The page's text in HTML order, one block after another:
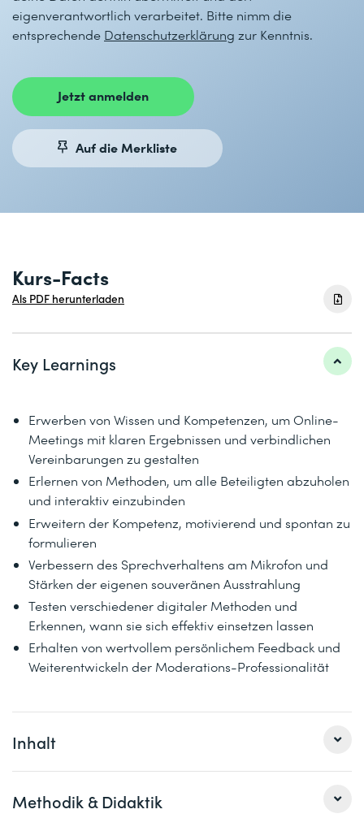
eigenverantwortlich verarbeitet. Bitte nimm die
entsprechende Datenschutzerklärung zur Kenntnis.
Jetzt anmelden
Auf die Merkliste
Kurs-Facts
Als PDF herunterladen
Key Learnings
Erwerben von Wissen und Kompetenzen, um Online-
Meetings mit klaren Ergebnissen und verbindlichen
Vereinbarungen zu gestalten
Erlernen von Methoden, um alle Beteiligten abzuholen
und interaktiv einzubinden
Erweitern der Kompetenz, motivierend und spontan zu
formulieren
Verbessern des Sprechverhaltens am Mikrofon und
Stärken der eigenen souveränen Ausstrahlung
Testen verschiedener digitaler Methoden und
Erkennen, wann sie sich effektiv einsetzen lassen
Erhalten von wertvollem persönlichem Feedback und
Weiterentwickeln der Moderations-Professionalität
Inhalt
Online-Meetings und -Workshops konzipieren und
Methodik & Didaktik